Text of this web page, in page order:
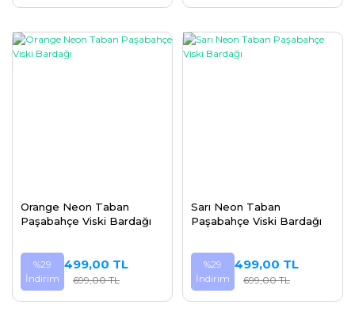
Orange Neon Taban
Paşabahçe Viski Bardağı
%29
İndirim
499,00 TL
699,00 TL
Sarı Neon Taban
Paşabahçe Viski Bardağı
%29
İndirim
499,00 TL
699,00 TL